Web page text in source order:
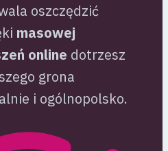
oszczędzić
masowej
online dotrzesz
grona
i ogólnopolsko.